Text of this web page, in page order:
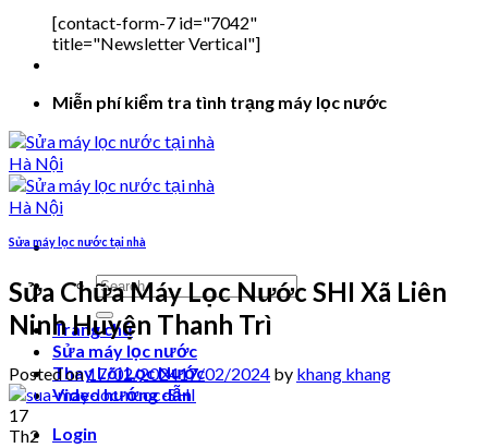
[contact-form-7 id="7042"
title="Newsletter Vertical"]
Miễn phí kiểm tra tình trạng máy lọc nước
Search
for:
Trang chủ
Sửa máy lọc nước
Thay Lõi Lọc Nước
Video hướng dẫn
Login
Sửa máy lọc nước tại nhà
Sửa Chữa Máy Lọc Nước SHI Xã Liên
Ninh Huyện Thanh Trì
Posted on17/02/202417/02/2024 by khang khang
17
Th2